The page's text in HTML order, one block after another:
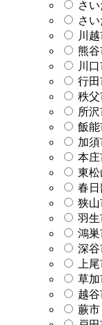
さ
さ
川
熊谷
川
行田
秩父
所
飯能
加
本庄
東
春
狭山
羽生
鴻巣
深谷
上
草加
越
蕨市